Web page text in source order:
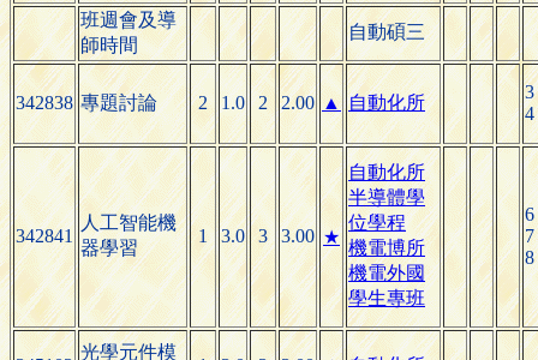
班週會及導
師時間
自動碩三
342838 專題討論 2 1.0 2 2.00 ▲ 自動化所
3
4
342841
人工智能機
器學習
1 3.0 3 3.00 ★
自動化所
半導體學
位學程
機電博所
機電外國
學生專班
6
7
8
光學元件模